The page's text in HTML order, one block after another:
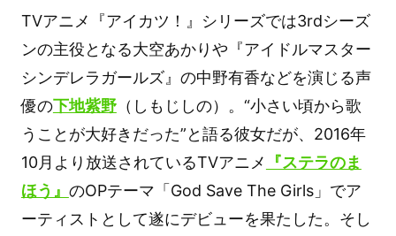
TVアニメ『アイカツ！』シリーズでは3rdシーズ
ンの主役となる大空あかりや『アイドルマスター
シンデレラガールズ』の中野有香などを演じる声
優の下地紫野（しもじしの）。“小さい頃から歌
うことが大好きだった”と語る彼女だが、2016年
10月より放送されているTVアニメ
『ステラのま
ほう』 のOPテーマ「God Save The Girls」でア
ーティストとして遂にデビューを果たした。そし